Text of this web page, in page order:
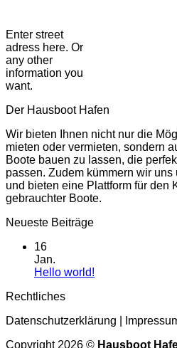
Enter street
adress here. Or
any other
information you
want.
Der Hausboot Hafen
Wir bieten Ihnen nicht nur die
mieten oder vermieten, sondern
Boote bauen zu lassen, die
passen. Zudem kümmern wir
und bieten eine Plattform für den
gebrauchter Boote.
Neueste Beiträge
16
Jan.
Hello world!
world!
Rechtliches
Datenschutzerklärung
Copyright 2026 © Hausboot